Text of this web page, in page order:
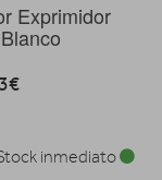
Exprimidor
inmediato